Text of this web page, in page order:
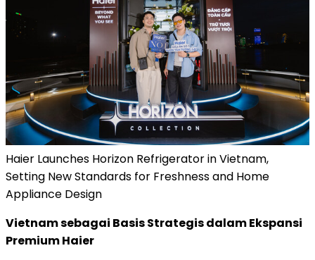
Haier Launches Horizon Refrigerator in Vietnam,
Setting New Standards for Freshness and Home
Appliance Design
Vietnam sebagai Basis Strategis dalam Ekspansi
Premium Haier